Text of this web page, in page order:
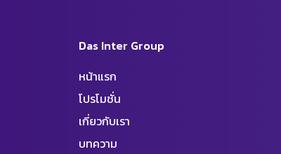
Das Inter Group
หน้าแรก
โปรโมชั่น
เกี่ยวกับเรา
บทความ